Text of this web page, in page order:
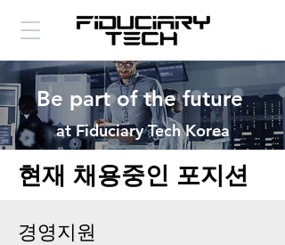
Be part of the future
at Fiduciary Tech Korea
​현재 채용중인 포지션
경영지원